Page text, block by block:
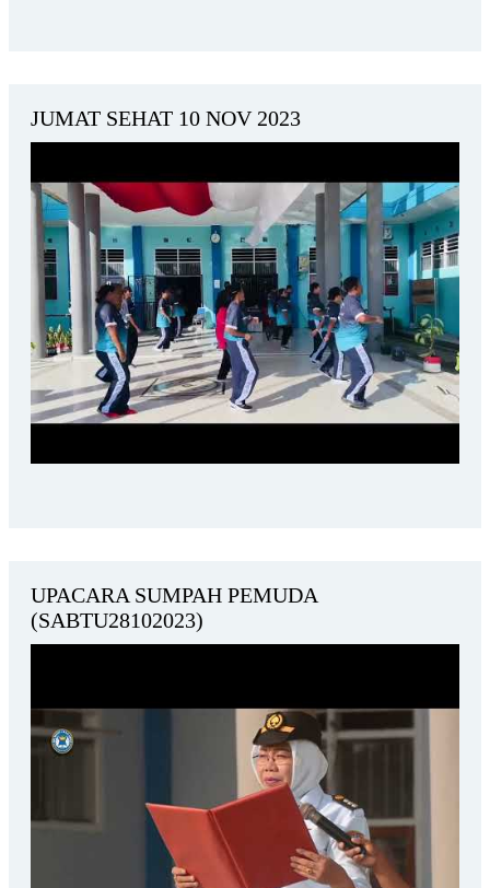
JUMAT SEHAT 10 NOV 2023
UPACARA SUMPAH PEMUDA
(SABTU28102023)